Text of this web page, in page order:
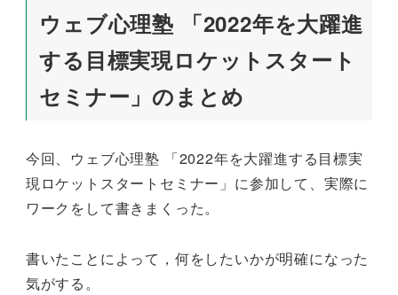
ウェブ心理塾 「2022年を大躍進
する目標実現ロケットスタート
セミナー」のまとめ
今回、ウェブ心理塾 「2022年を大躍進する目標実
現ロケットスタートセミナー」に参加して、実際に
ワークをして書きまくった。
書いたことによって，何をしたいかが明確になった
気がする。